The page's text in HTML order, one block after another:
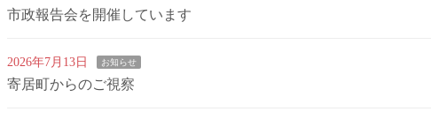
市政報告会を開催しています
2026年7月13日 お知らせ
寄居町からのご視察